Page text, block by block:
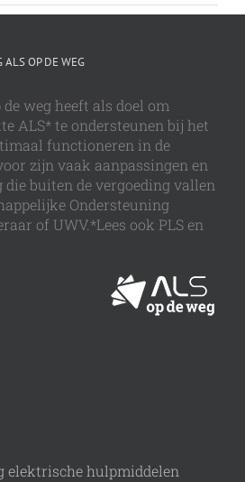
ALS OP DE WEG
weg heeft als doel om
ALS* te ondersteunen bij het
functioneren in de
zijn vaak aanpassingen en
buiten de vergoeding vallen
Ondersteuning
of UWV.*Lees ook PLS en
elektrische hulpmiddelen